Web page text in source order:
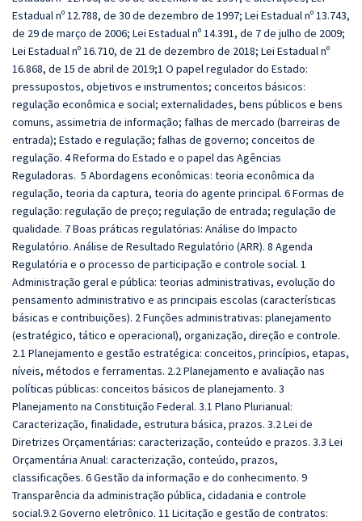
Estadual nº 12.788, de 30 de dezembro de 1997; Lei Estadual nº 13.743,
de 29 de março de 2006; Lei Estadual nº 14.391, de 7 de julho de 2009;
Lei Estadual nº 16.710, de 21 de dezembro de 2018; Lei Estadual nº
16.868, de 15 de abril de 2019;1 O papel regulador do Estado:
pressupostos, objetivos e instrumentos; conceitos básicos:
regulação econômica e social; externalidades, bens públicos e bens
comuns, assimetria de informação; falhas de mercado (barreiras de
entrada); Estado e regulação; falhas de governo; conceitos de
regulação. 4 Reforma do Estado e o papel das Agências
Reguladoras. 5 Abordagens econômicas: teoria econômica da
regulação, teoria da captura, teoria do agente principal. 6 Formas de
regulação: regulação de preço; regulação de entrada; regulação de
qualidade. 7 Boas práticas regulatórias: Análise do Impacto
Regulatório. Análise de Resultado Regulatório (ARR). 8 Agenda
Regulatória e o processo de participação e controle social. 1
Administração geral e pública: teorias administrativas, evolução do
pensamento administrativo e as principais escolas (características
básicas e contribuições). 2 Funções administrativas: planejamento
(estratégico, tático e operacional), organização, direção e controle.
2.1 Planejamento e gestão estratégica: conceitos, princípios, etapas,
níveis, métodos e ferramentas. 2.2 Planejamento e avaliação nas
políticas públicas: conceitos básicos de planejamento. 3
Planejamento na Constituição Federal. 3.1 Plano Plurianual:
Caracterização, finalidade, estrutura básica, prazos. 3.2 Lei de
Diretrizes Orçamentárias: caracterização, conteúdo e prazos. 3.3 Lei
Orçamentária Anual: caracterização, conteúdo, prazos,
classificações. 6 Gestão da informação e do conhecimento. 9
Transparência da administração pública, cidadania e controle
social.9.2 Governo eletrônico. 11 Licitação e gestão de contratos: